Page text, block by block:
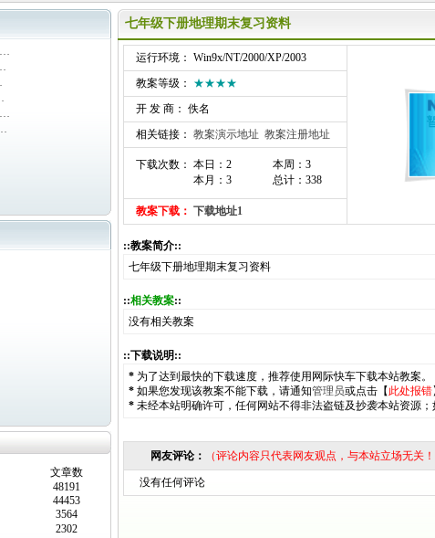
…
…
文章数
48191
44453
3564
2302
七年级下册地理期末复习资料
运行环境： Win9x/NT/2000/XP/2003
教案等级： ★★★★
开 发 商： 佚名
相关链接： 教案演示地址 教案注册地址
下载次数： 本日：2
本月：3
本周：3
总计：338
教案下载： 下载地址1
::教案简介::
七年级下册地理期末复习资料
::相关教案::
没有相关教案
::下载说明::
* 为了达到最快的下载速度，推荐使用网际快车下载本站教案。
* 如果您发现该教案不能下载，请通知管理员或点击【 此处报错
* 未经本站明确许可，任何网站不得非法盗链及抄袭本站资源
网友评论： （评论内容只代表网友观点，与本站立场无关！
没有任何评论